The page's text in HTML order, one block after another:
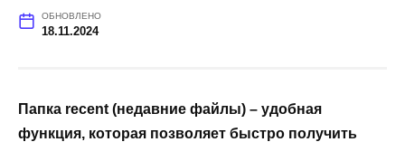
ОБНОВЛЕНО
18.11.2024
Папка recent (недавние файлы) – удобная
функция, которая позволяет быстро получить